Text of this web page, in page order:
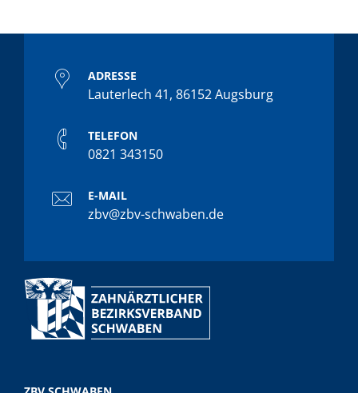
ADRESSE
Lauterlech 41, 86152 Augsburg
TELEFON
0821 343150
E-MAIL
zbv@zbv-schwaben.de